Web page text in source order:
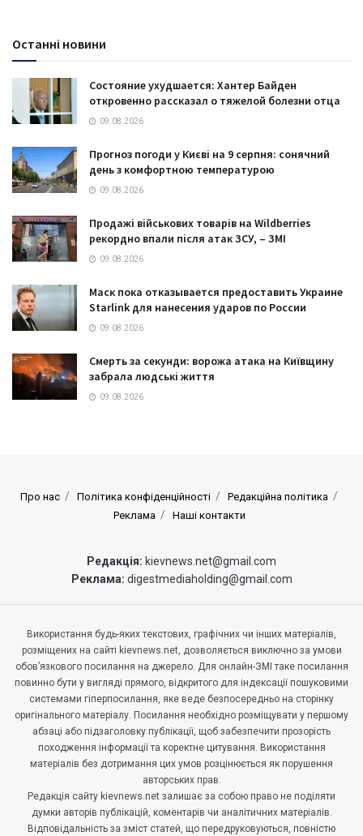
Останні новини
Состояние ухудшается: Хантер Байден
откровенно рассказал о тяжелой болезни отца
09.08.2026
Прогноз погоди у Києві на 9 серпня: сонячний
день з комфортною температурою
09.08.2026
Продажі військових товарів на Wildberries
рекордно впали після атак ЗСУ, – ЗМІ
09.08.2026
Маск пока отказывается предоставить Украине
Starlink для нанесения ударов по России
09.08.2026
Смерть за секунди: ворожа атака на Київщину
забрала людські життя
09.08.2026
Про нас Політика конфіденційності
Редакційна політика
Реклама
Наші контакти
Редакція: kievnews.net@gmail.com
Реклама: digestmediaholding@gmail.com
Використання будь-яких текстових, графічних чи інших матеріалів,
розміщених на сайті kievnews.net, дозволяється виключно за умови
обов’язкового посилання на джерело. Для онлайн-ЗМІ таке посилання
повинно бути у вигляді прямого, відкритого для індексації пошуковими
системами гіперпосилання, яке веде безпосередньо на сторінку
оригінального матеріалу. Посилання необхідно розміщувати у першому
абзаці або підзаголовку публікації, щоб забезпечити прозорість
походження інформації та коректне цитування. Використання
матеріалів без дотримання цих умов розцінюється як порушення
авторських прав.
Редакція сайту kievnews.net залишає за собою право не поділяти
думки авторів публікацій, коментарів чи аналітичних матеріалів.
Відповідальність за зміст статей, що передруковуються, повністю